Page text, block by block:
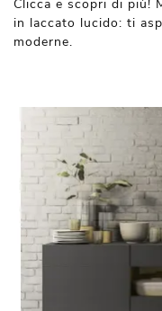
Clicca e scopri di più!
in laccato lucido: ti
moderne.